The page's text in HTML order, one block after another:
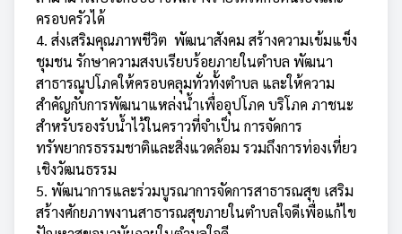
ครอบครัวได้
4. ส่งเสริมคุณภาพชีวิต พัฒนาสังคม สร้างความเข้มแข็ง
ชุมชน รักษาความสงบเรียบร้อยภายในตำบล พัฒนา
สาธารณูปโภคให้ครอบคลุมทั่วทั้งตำบล และให้ความ
สำคัญกับการพัฒนาแหล่งน้ำเพื่ออุปโภค บริโภค ภาชนะ
สำหรับรองรับน้ำไว้ในคราวที่จำเป็น การจัดการ
ทรัพยากรธรรมชาติและสิ่งแวดล้อม รวมถึงการท่องเที่ยว
เชิงวัฒนธรรม
5. พัฒนาการและร่วมบูรณาการจัดการสาธารณสุข เสริม
สร้างศักยภาพงานสาธารณสุขภายในตำบลใจดีเพื่อแก้ไข